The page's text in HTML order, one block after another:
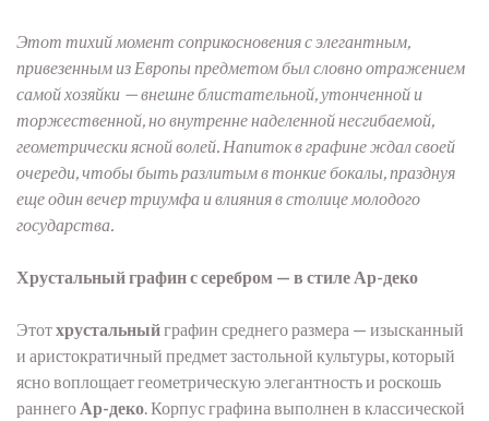
Этот тихий момент соприкосновения с элегантным,
привезенным из Европы предметом был словно отражением
самой хозяйки — внешне блистательной, утонченной и
торжественной, но внутренне наделенной несгибаемой,
геометрически ясной волей. Напиток в графине ждал своей
очереди, чтобы быть разлитым в тонкие бокалы, празднуя
еще один вечер триумфа и влияния в столице молодого
государства.
Хрустальный графин с серебром — в стиле Ар-деко
Этотхрустальныйграфин среднего размера — изысканный
и аристократичный предмет застольной культуры, который
ясно воплощает геометрическую элегантность и роскошь
раннего Ар-деко. Корпус графина выполнен в классической